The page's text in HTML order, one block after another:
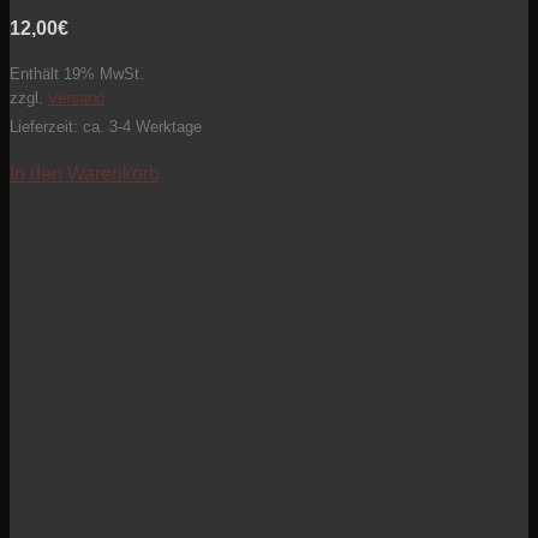
12,00€
Enthält 19% MwSt.
zzgl. Versand
Lieferzeit: ca. 3-4 Werktage
In den Warenkorb